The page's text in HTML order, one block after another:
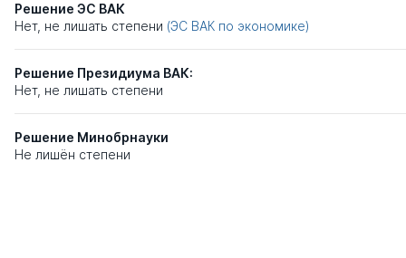
Решение ЭС ВАК
Нет, не лишать степени (ЭС ВАК по экономике)
Решение Президиума ВАК:
Нет, не лишать степени
Решение Минобрнауки
Не лишён степени